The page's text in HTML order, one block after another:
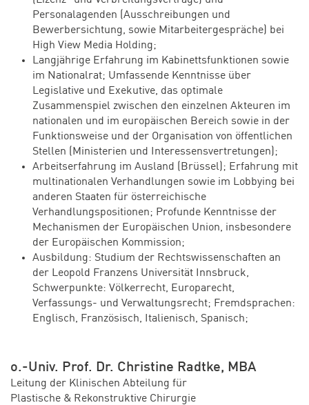
Personalagenden (Ausschreibungen und
Bewerbersichtung, sowie Mitarbeitergespräche) bei
High View Media Holding;
Langjährige Erfahrung im Kabinettsfunktionen sowie
im Nationalrat; Umfassende Kenntnisse über
Legislative und Exekutive, das optimale
Zusammenspiel zwischen den einzelnen Akteuren im
nationalen und im europäischen Bereich sowie in der
Funktionsweise und der Organisation von öffentlichen
Stellen (Ministerien und Interessensvertretungen);
Arbeitserfahrung im Ausland (Brüssel); Erfahrung mit
multinationalen Verhandlungen sowie im Lobbying bei
anderen Staaten für österreichische
Verhandlungspositionen; Profunde Kenntnisse der
Mechanismen der Europäischen Union, insbesondere
der Europäischen Kommission;
Ausbildung: Studium der Rechtswissenschaften an
der Leopold Franzens Universität Innsbruck,
Schwerpunkte: Völkerrecht, Europarecht,
Verfassungs- und Verwaltungsrecht; Fremdsprachen:
Englisch, Französisch, Italienisch, Spanisch;
o.-Univ. Prof. Dr. Christine Radtke, MBA
Leitung der Klinischen Abteilung für
Plastische & Rekonstruktive Chirurgie